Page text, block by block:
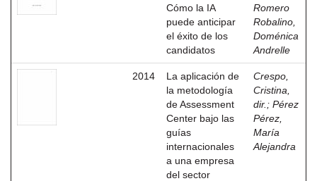
Cómo la IA
puede anticipar
el éxito de los
candidatos
Romero
Robalino,
Doménica
Andrelle
2014
La aplicación de
la metodología
de Assessment
Center bajo las
guías
internacionales
a una empresa
del sector
Crespo,
Cristina,
dir. ; Pérez
Pérez,
María
Alejandra